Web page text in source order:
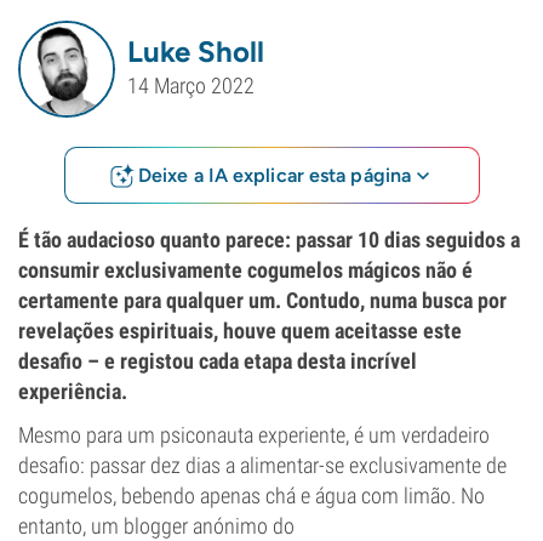
Luke Sholl
14 Março 2022
Deixe a IA explicar esta página
É tão audacioso quanto parece: passar 10 dias seguidos a
consumir exclusivamente cogumelos mágicos não é
certamente para qualquer um. Contudo, numa busca por
revelações espirituais, houve quem aceitasse este
desafio – e registou cada etapa desta incrível
experiência.
Mesmo para um psiconauta experiente, é um verdadeiro
desafio: passar dez dias a alimentar-se exclusivamente de
cogumelos, bebendo apenas chá e água com limão. No
entanto, um blogger anónimo do